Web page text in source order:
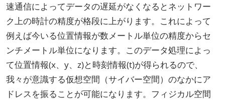
速通信によってデータの遅延がなくなるとネットワー
ク上の時計の精度が格段に上がります。これによって
例えば今いる位置情報が数メートル単位の精度からセ
ンチメートル単位になります。このデータ処理によっ
て位置情報(x、y、z)と時刻情報(t)が得られるので、
我々が意識する仮想空間（サイバー空間）のなかにア
ドレスを振ることが可能になります。フィジカル空間